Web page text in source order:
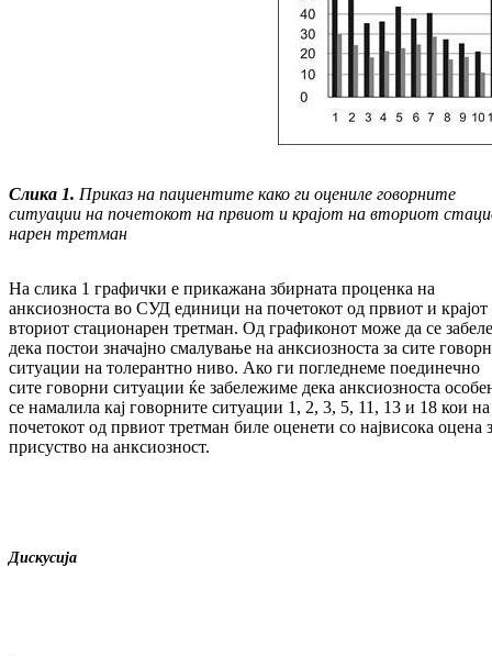
Слика 1. Приказ на пациентите како ги оце­ниле говорните
ситуации на почетокот на првиот и крајот на вториот
на­рен третман
На слика 1 графички е прикажана збир­на­та про­ценка на
анксиозноста во СУД еди­ни­ци на почетокот од првиот и крајот
вто­ри­от ста­ционарен третман. Од графиконот мо­же да се
дека постои значајно сма­лу­­ва­ње на анксиозноста за сите
си­туа­­ции на толерантно ниво. Ако ги по­глед­не­ме пое­динечно
сите говорни ситуации ќе за­­бе­­ле­жиме дека анксиозноста
се на­ма­ли­ла кај говорните ситуации 1, 2, 3, 5, 11, 13 и 18 кои на
почетокот од првиот трет­ман би­ле оценети со највисока оцена
при­сус­тво на анксиозност.
Дискусија